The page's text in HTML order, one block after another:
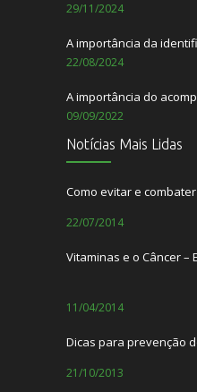
29/11/2024
22/08/2024
09/09/2022
Setembro Amarelo –
31/05/2022
Centro de Combate ao
Notícias Mais Lidas
Como evitar e
22/07/2014
Vitaminas e o Câncer
11/04/2014
Dicas para prevenção
21/10/2013